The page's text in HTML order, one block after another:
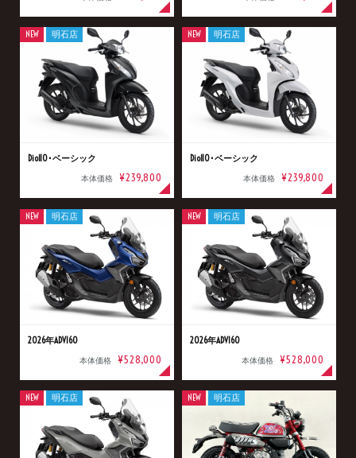
Dio110･ベーシック
本体価格 ¥239,800
NEW 明石店
Dio110･ベーシック
本体価格 ¥239,800
NEW 明石店
2026年ADV160
本体価格 ¥528,000
NEW 明石店
2026年ADV160
本体価格 ¥528,000
NEW 明石店
NEW 明石店 NEW 明石店